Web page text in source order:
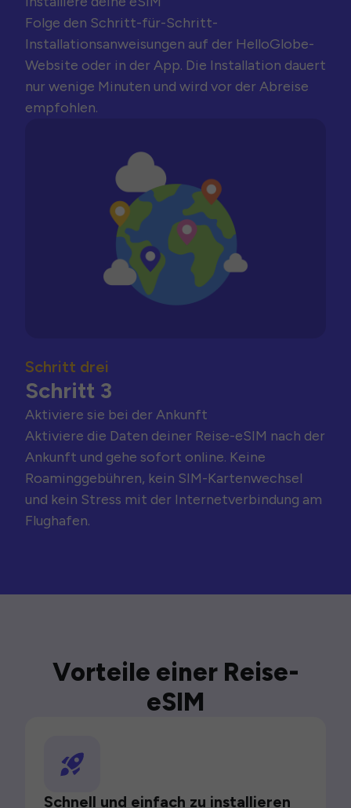
Folge den Schritt-für-Schritt-
Installationsanweisungen auf der HelloGlobe-
Website oder in der App. Die Installation dauert
nur wenige Minuten und wird vor der Abreise
empfohlen.
Schritt drei
Schritt 3
Aktiviere sie bei der Ankunft
Aktiviere die Daten deiner Reise-eSIM nach der
Ankunft und gehe sofort online. Keine
Roaminggebühren, kein SIM-Kartenwechsel
und kein Stress mit der Internetverbindung am
Flughafen.
Vorteile einer Reise-
eSIM
Schnell und einfach zu installieren